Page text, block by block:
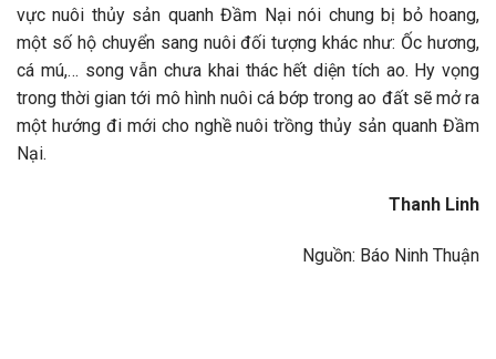
vực nuôi thủy sản quanh Đầm Nại nói chung bị bỏ hoang,
một số hộ chuyển sang nuôi đối tượng khác như: Ốc hương,
cá mú,… song vẫn chưa khai thác hết diện tích ao. Hy vọng
trong thời gian tới mô hình nuôi cá bớp trong ao đất sẽ mở ra
một hướng đi mới cho nghề nuôi trồng thủy sản quanh Đầm
Nại.
Thanh Linh
Nguồn: Báo Ninh Thuận